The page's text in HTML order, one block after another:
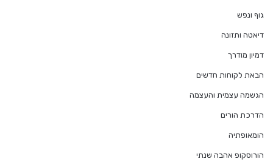
גוף ונפש
דיאטה ותזונה
דמיון מודרך
הבאת לקוחות חדשים
הגשמה עצמית והעצמה
הדרכת הורים
הומאופתיה
הורוסקופ אהבה שנתי